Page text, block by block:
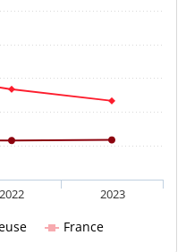
France
2022 2023